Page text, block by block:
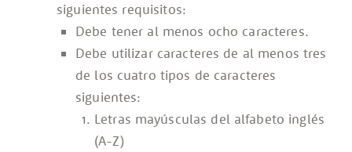
siguientes requisitos:
Debe tener al menos ocho caracteres.
Debe utilizar caracteres de al menos tres
de los cuatro tipos de caracteres
siguientes:
Letras mayúsculas del alfabeto inglés
(A-Z)